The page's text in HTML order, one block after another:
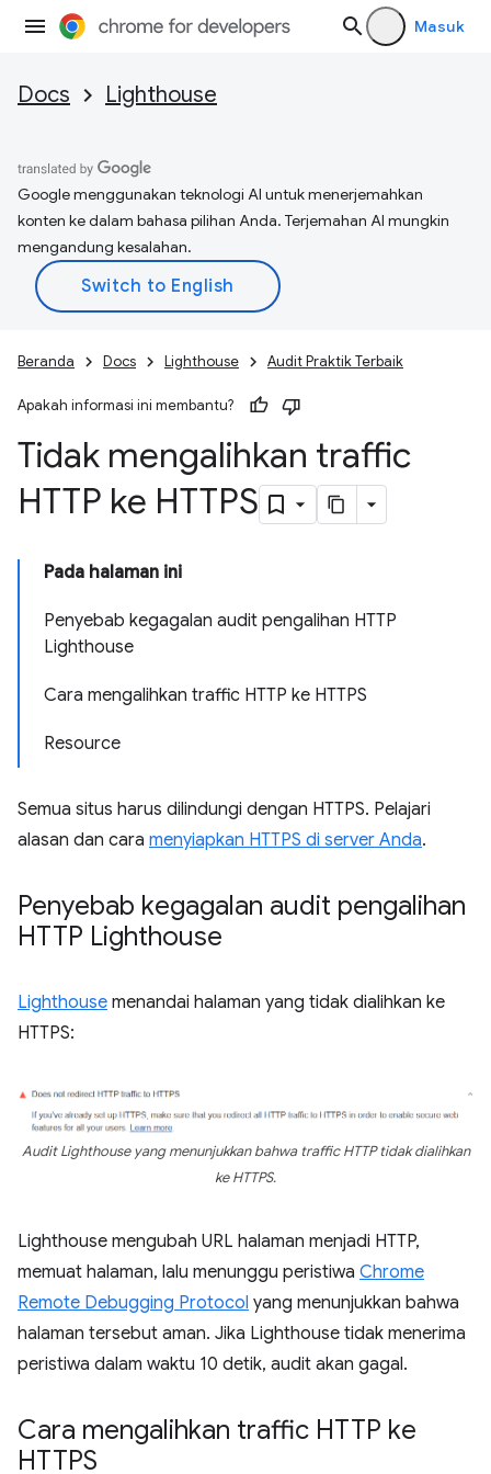
Masuk
Docs Lighthouse
Google menggunakan teknologi AI untuk menerjemahkan
konten ke dalam bahasa pilihan Anda. Terjemahan AI mungkin
mengandung kesalahan.
Beranda Docs Lighthouse Audit Praktik Terbaik
Apakah informasi ini membantu?
Tidak mengalihkan traffic
HTTP ke HTTPS
Pada halaman ini
Penyebab kegagalan audit pengalihan HTTP
Lighthouse
Cara mengalihkan traffic HTTP ke HTTPS
Resource
Semua situs harus dilindungi dengan HTTPS. Pelajari
alasan dan cara menyiapkan HTTPS di server Anda.
Penyebab kegagalan audit pengalihan
HTTP Lighthouse
Lighthouse menandai halaman yang tidak dialihkan ke
HTTPS:
Audit Lighthouse yang menunjukkan bahwa traffic HTTP tidak dialihkan
ke HTTPS.
Lighthouse mengubah URL halaman menjadi HTTP,
memuat halaman, lalu menunggu peristiwa Chrome
Remote Debugging Protocol yang menunjukkan bahwa
halaman tersebut aman. Jika Lighthouse tidak menerima
peristiwa dalam waktu 10 detik, audit akan gagal.
Cara mengalihkan traffic HTTP ke
HTTPS